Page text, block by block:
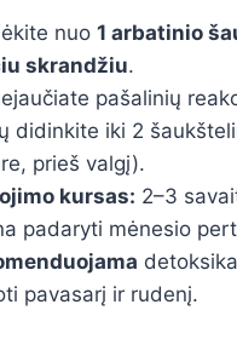
nuo 1 arbatinio
skrandžiu.
pašalinių
didinkite iki 2
prieš valgį).
kursas: 2–3
padaryti mėnesio
pavasarį ir rudenį.